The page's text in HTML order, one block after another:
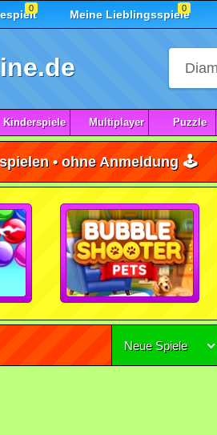
0 Meine Lieblingsspiele
0
Kinderspiele Multiplayer Puzzle
• ohne Anmeldung 🕹️
Neue Spiele